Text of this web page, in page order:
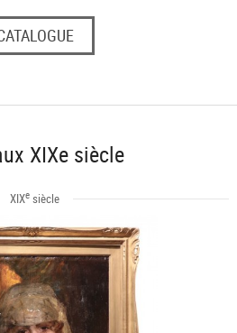
XIXe siècle
XIXe siècle